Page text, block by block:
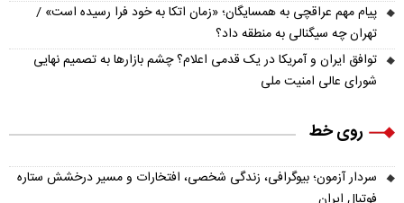
پیام مهم عراقچی به همسایگان؛ «زمان اتکا به خود فرا رسیده است» /
تهران چه سیگنالی به منطقه داد؟
توافق ایران و آمریکا در یک قدمی اعلام؟ چشم بازارها به تصمیم نهایی
شورای عالی امنیت ملی
روی خط
سردار آزمون؛ بیوگرافی، زندگی شخصی، افتخارات و مسیر درخشش ستاره